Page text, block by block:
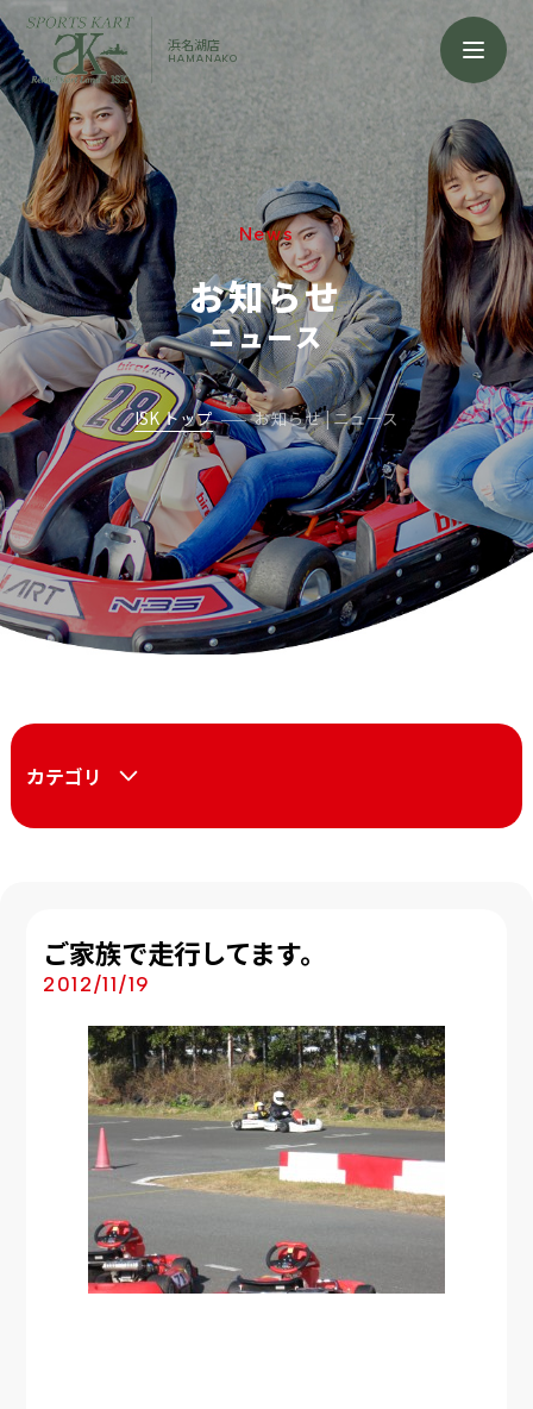
浜名湖店
HAMANAKO
News
お知らせ
ニュース
ISK トップ お知らせ | ニュース
カテゴリ
ご家族で走行してます。
2012/11/19